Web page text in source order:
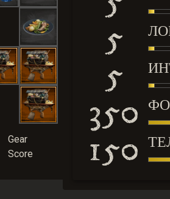
Gear
Score
5
5
350
150